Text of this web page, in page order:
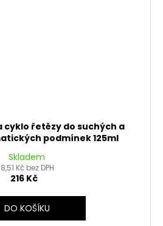
cyklo řetězy do suchých a
podmínek 125ml
Skladem
Kč bez DPH
216 Kč
DO KOŠÍKU